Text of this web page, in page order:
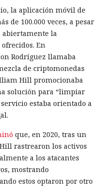
la aplicación móvil de
de 100.000 veces, a pesar
abiertamente la
En
Rodríguez llamaba
de criptomonedas
Hill promocionaba
solución para “limpiar
estaba orientado a
que, en 2020, tras un
rastrearon los activos
a los atacantes
mostrando
estos optaron por otro